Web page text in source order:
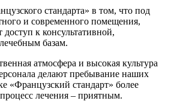
стандарта» в том, что под
и современного помещения,
к консультативной,
базам.
атмосфера и высокая культура
делают пребывание наших
«Французский стандарт» более
лечения – приятным.